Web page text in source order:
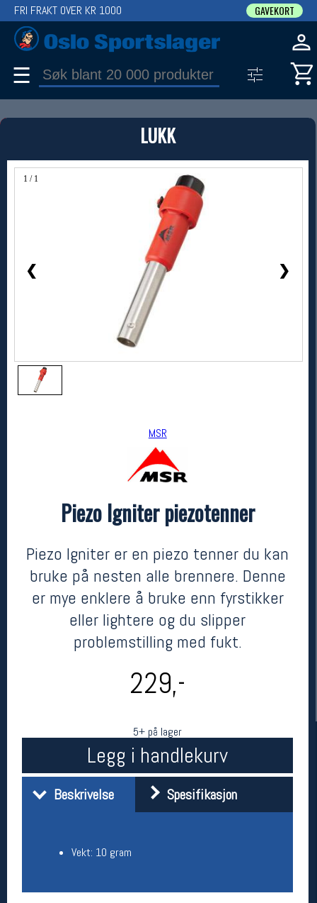
LUKK
1 / 1
❮ ❯
MSR
Piezo Igniter piezotenner
Piezo Igniter er en piezo tenner du kan
bruke på nesten alle brennere. Denne
er mye enklere å bruke enn fyrstikker
eller lightere og du slipper
problemstilling med fukt.
229,-
5+ på lager
Legg i handlekurv
Beskrivelse Spesifikasjon
Vekt: 10 gram
FRI FRAKT OVER KR 1000 GAVEKORT
☰
PRODUKT
Produkter (1)
Bruk filter til å spisse søket
MSR
Piezo Igniter piezotenner
kr 229
Her finner du oss
0183 Oslo
Vis i kart